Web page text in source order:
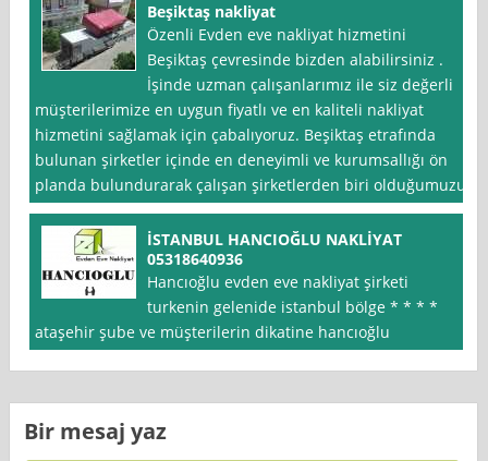
Beşiktaş nakliyat
Özenli Evden eve nakliyat hizmetini
Beşiktaş çevresinde bizden alabilirsiniz .
İşinde uzman çalışanlarımız ile siz değerli
müşterilerimize en uygun fiyatlı ve en kaliteli nakliyat
hizmetini sağlamak için çabalıyoruz. Beşiktaş etrafında
bulunan şirketler içinde en deneyimli ve kurumsallığı ön
planda bulundurarak çalışan şirketlerden biri olduğumuzu
İSTANBUL HANCIOĞLU NAKLİYAT
05318640936
Hancıoğlu evden eve nakliyat şirketi
turkenin gelenide istanbul bölge * * * *
ataşehir şube ve müşterilerin dikatine hancıoğlu
Bir mesaj yaz